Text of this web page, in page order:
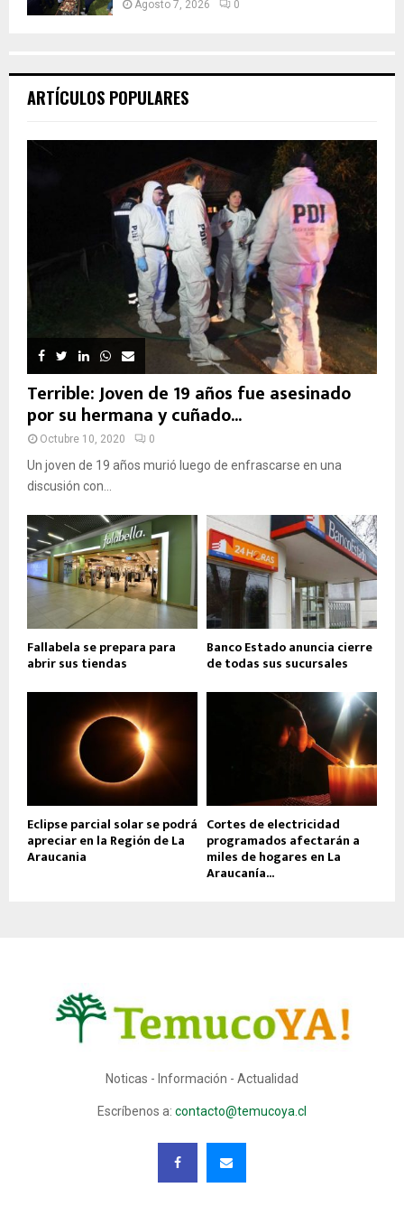
Agosto 7, 2026 0
ARTÍCULOS POPULARES
Terrible: Joven de 19 años fue asesinado
por su hermana y cuñado...
Octubre 10, 2020 0
Un joven de 19 años murió luego de enfrascarse en una
discusión con...
Fallabela se prepara para
abrir sus tiendas
Banco Estado anuncia cierre
de todas sus sucursales
Eclipse parcial solar se podrá
apreciar en la Región de La
Araucania
Cortes de electricidad
programados afectarán a
miles de hogares en La
Araucanía...
Noticas - Información - Actualidad
Escríbenos a: contacto@temucoya.cl